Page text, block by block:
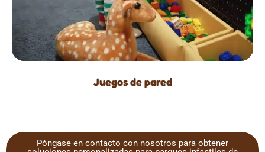
Juegos de pared
Póngase en contacto con nosotros para obtener